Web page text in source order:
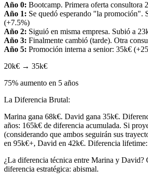
Año 0: Bootcamp. Primera oferta consultora
Año 1: Se quedó esperando "la promoción".
(+7.5%)
Año 2: Siguió en misma empresa. Subió a
Año 3: Finalmente cambió (tarde). Otra
Año 5: Promoción interna a senior: 35k€
20k€ → 35k€
75% aumento en 5 años
La Diferencia Brutal:
Marina gana 68k€. David gana 35k€.
años: 165k€ de diferencia acumulada. Si
(considerando que ambos seguirán sus
en 95k€+, David en 42k€. Diferencia
¿La diferencia técnica entre Marina y David?
diferencia estratégica: abismal.